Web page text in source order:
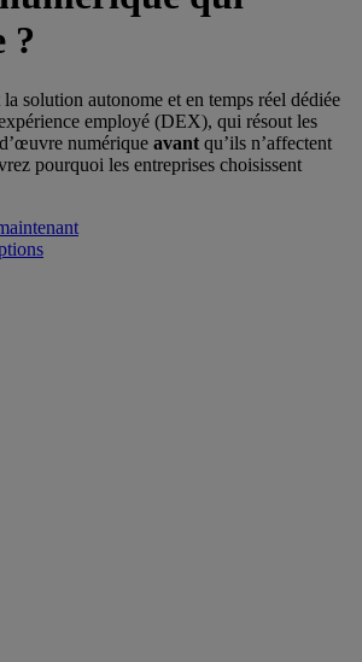
?
solution autonome et en temps réel dédiée
employé (DEX), qui résout les
numérique avant qu’ils n’affectent
pourquoi les entreprises choisissent